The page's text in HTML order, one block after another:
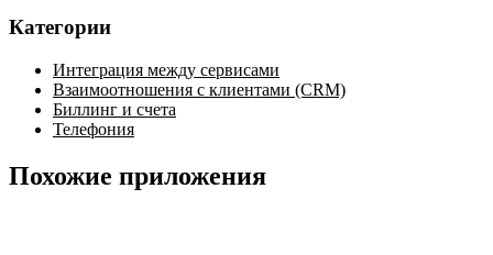
Категории
Интеграция между сервисами
Взаимоотношения с клиентами (CRM)
Биллинг и счета
Телефония
Похожие приложения